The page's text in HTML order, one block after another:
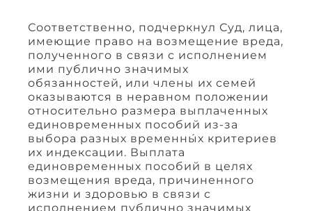
Соответственно, подчеркнул Суд, лица,
имеющие право на возмещение вреда,
полученного в связи с исполнением
ими публично значимых
обязанностей, или члены их семей
оказываются в неравном положении
относительно размера выплаченных
единовременных пособий из-за
выбора разных временны́х критериев
их индексации. Выплата
единовременных пособий в целях
возмещения вреда, причиненного
жизни и здоровью в связи с
исполнением публично значимых